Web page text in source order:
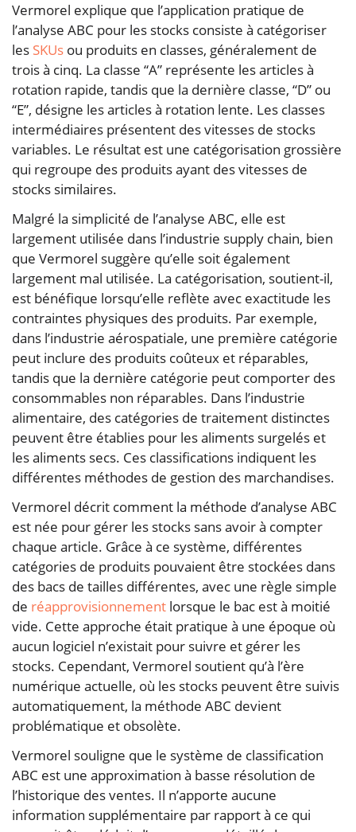
Vermorel explique que l’application pratique de
l’analyse ABC pour les stocks consiste à catégoriser
les SKUs ou produits en classes, généralement de
trois à cinq. La classe “A” représente les articles à
rotation rapide, tandis que la dernière classe, “D” ou
“E”, désigne les articles à rotation lente. Les classes
intermédiaires présentent des vitesses de stocks
variables. Le résultat est une catégorisation grossière
qui regroupe des produits ayant des vitesses de
stocks similaires.
Malgré la simplicité de l’analyse ABC, elle est
largement utilisée dans l’industrie supply chain, bien
que Vermorel suggère qu’elle soit également
largement mal utilisée. La catégorisation, soutient-il,
est bénéfique lorsqu’elle reflète avec exactitude les
contraintes physiques des produits. Par exemple,
dans l’industrie aérospatiale, une première catégorie
peut inclure des produits coûteux et réparables,
tandis que la dernière catégorie peut comporter des
consommables non réparables. Dans l’industrie
alimentaire, des catégories de traitement distinctes
peuvent être établies pour les aliments surgelés et
les aliments secs. Ces classifications indiquent les
différentes méthodes de gestion des marchandises.
Vermorel décrit comment la méthode d’analyse ABC
est née pour gérer les stocks sans avoir à compter
chaque article. Grâce à ce système, différentes
catégories de produits pouvaient être stockées dans
des bacs de tailles différentes, avec une règle simple
de réapprovisionnement lorsque le bac est à moitié
vide. Cette approche était pratique à une époque où
aucun logiciel n’existait pour suivre et gérer les
stocks. Cependant, Vermorel soutient qu’à l’ère
numérique actuelle, où les stocks peuvent être suivis
automatiquement, la méthode ABC devient
problématique et obsolète.
Vermorel souligne que le système de classification
ABC est une approximation à basse résolution de
l’historique des ventes. Il n’apporte aucune
information supplémentaire par rapport à ce qui